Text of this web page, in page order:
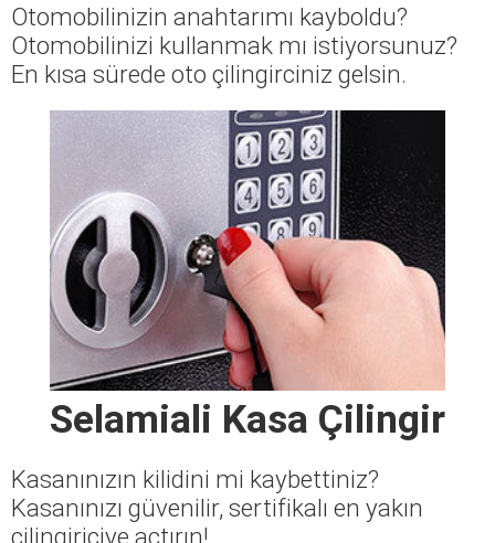
Otomobilinizin anahtarımı kayboldu?
Otomobilinizi kullanmak mı istiyorsunuz?
En kısa sürede oto çilingirciniz gelsin.
Selamiali Kasa Çilingir
Kasanınızın kilidini mi kaybettiniz?
Kasanınızı güvenilir, sertifikalı en yakın
çilingiriciye açtırın!